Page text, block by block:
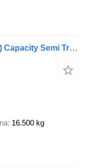
Harsan 2026 Model 70 m3 (33 Tons) Capacity Semi Trailer LPG Transport T
16.500 kg